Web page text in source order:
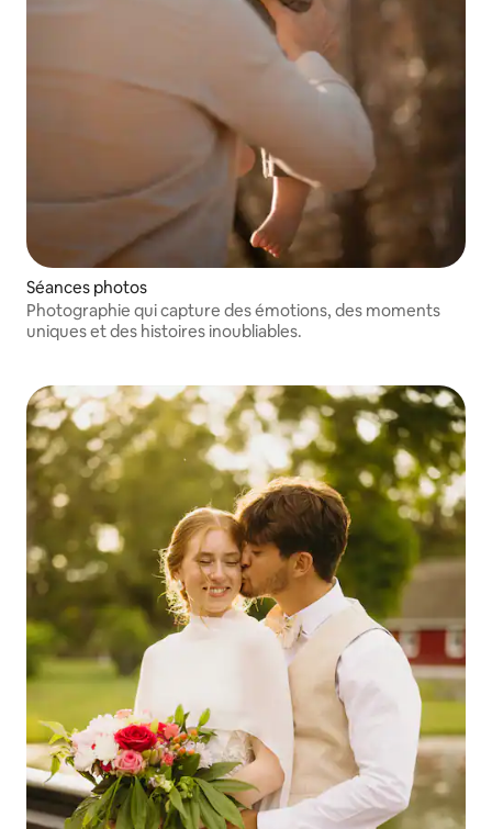
Séances photos
Photographie qui capture des émotions, des moments
uniques et des histoires inoubliables.